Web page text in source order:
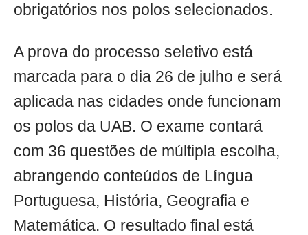
obrigatórios nos polos selecionados.
A prova do processo seletivo está
marcada para o dia 26 de julho e será
aplicada nas cidades onde funcionam
os polos da UAB. O exame contará
com 36 questões de múltipla escolha,
abrangendo conteúdos de Língua
Portuguesa, História, Geografia e
Matemática. O resultado final está